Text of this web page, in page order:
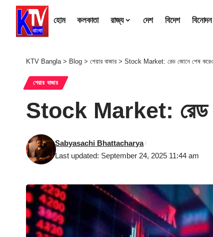
হোম কলকাতা রাজ্য দেশ বিদেশ বিনোদন
KTV Bangla> Blog > শেয়ার বাজার > Stock Market: রেড জোনে শেষ করেও
শেয়ার বাজার
Stock Market: রেড
Last updated: September 24, 2025 11:44 am
Sabyasachi Bhattacharya